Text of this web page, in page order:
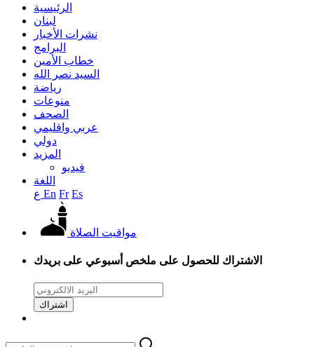
الرئيسية
لبنان
نشرات الأخبار
البرامج
خطاب الأمين
السيد نصر الله
رياضة
منوعات
الصحف
عربي واقليمي
دولي
المزيد
فيديو
اللغة
En Fr Es
مواقيت الصلاة
الاشتراك للحصول على ملخص أسبوعي على بريدك
اشتراك